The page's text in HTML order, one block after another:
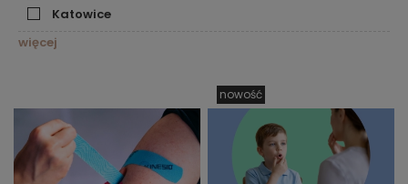
Katowice
więcej
nowość